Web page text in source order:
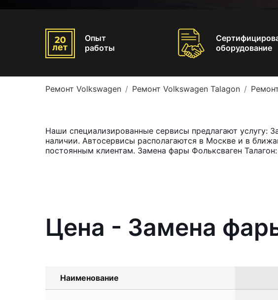
Опыт
работы
оборудование
Ремонт Volkswagen Ремонт Volkswagen Talagon
Наши специализированные сервисы предлагают услугу:
наличии. Автосервисы располагаются в Москве и в
постоянным клиентам. Замена фары Фольксваген
Цена - Замена
Наименование